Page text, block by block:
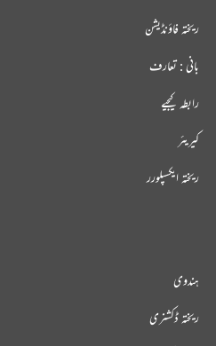
ریختہ فاؤنڈیشن
بانی : تعارف
رابطہ کیجیے
کیریئر
ریختہ ایکسپلورر
ہندوی
ریختہ ڈکشنری